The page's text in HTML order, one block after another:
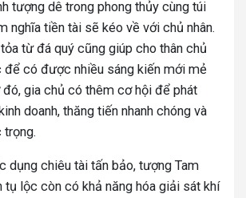
tượng dê trong phong thủy cùng túi
nghĩa tiền tài sẽ kéo về với chủ nhân.
từ đá quý cũng giúp cho thân chủ
để có được nhiều sáng kiến mới mẻ
đó, gia chủ có thêm cơ hội để phát
doanh, thăng tiến nhanh chóng và
trọng.
dụng chiêu tài tấn bảo, tượng Tam
tụ lộc còn có khả năng hóa giải sát khí